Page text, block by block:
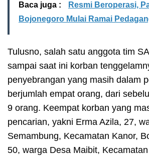
Baca juga :
Resmi Beroperasi,
Bojonegoro Mulai Ramai
Tulusno, salah satu anggota tim
sampai saat ini korban
penyebrangan yang masih dalam
berjumlah empat orang, dari
9 orang. Keempat korban yang
pencarian, yakni Erma Azila, 27,
Semambung, Kecamatan Kanor,
50, warga Desa Maibit,